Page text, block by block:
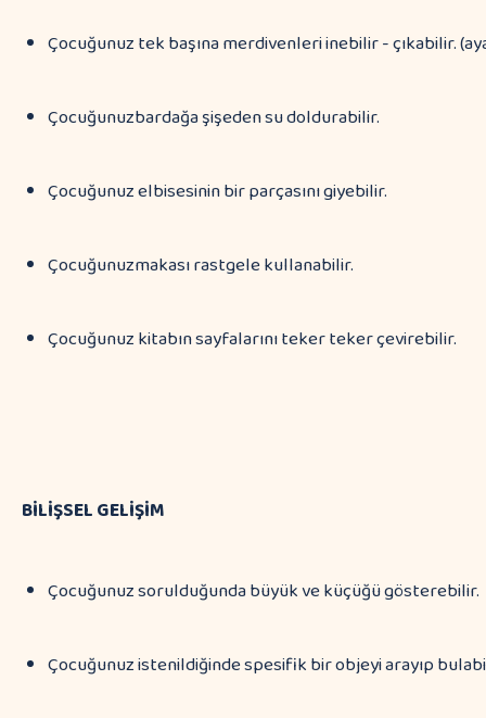
Çocuğunuz tek başına merdivenleri inebilir - çıkabilir.
Çocuğunuzbardağa şişeden su doldurabilir.
Çocuğunuz elbisesinin bir parçasını giyebilir.
Çocuğunuzmakası rastgele kullanabilir.
Çocuğunuz kitabın sayfalarını teker teker çevirebilir.
BİLİŞSEL GELİŞİM
Çocuğunuz sorulduğunda büyük ve küçüğü gösterebilir.
Çocuğunuz istenildiğinde spesifik bir objeyi arayıp